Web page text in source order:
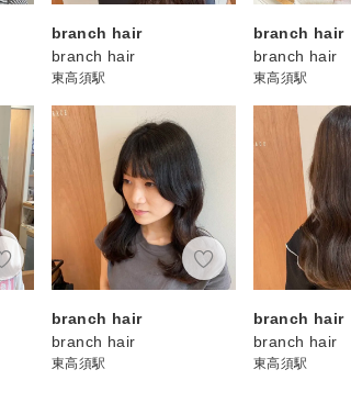
branch hair
branch hair
東高須駅
branch hair
branch hair
東高須駅
branch hair
branch hair
東高須駅
branch hair
branch hair
東高須駅